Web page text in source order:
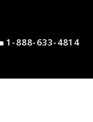
1-888-633-4814